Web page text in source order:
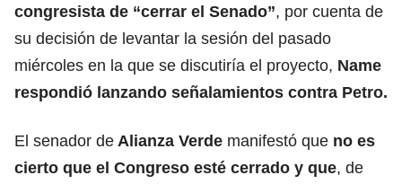
congresista de “cerrar el Senado”, por cuenta de
su decisión de levantar la sesión del pasado
miércoles en la que se discutiría el proyecto, Name
respondió lanzando señalamientos contra Petro.
El senador de Alianza Verde manifestó que no es
cierto que el Congreso esté cerrado y que, de